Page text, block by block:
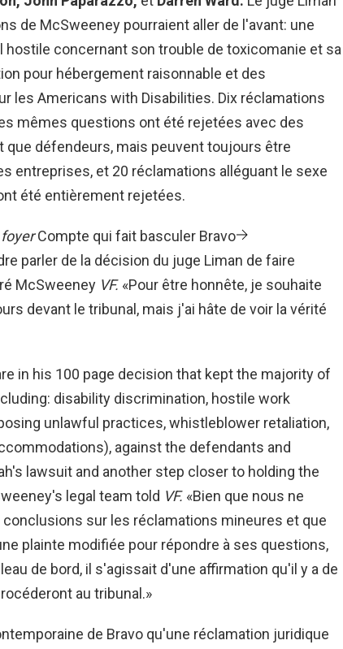
de McSweeney pourraient aller de l'avant: une
hostile concernant son trouble de toxicomanie et sa
pour hébergement raisonnable et des
les Americans with Disabilities. Dix réclamations
mêmes questions ont été rejetées avec des
défendeurs, mais peuvent toujours être
entreprises, et 20 réclamations alléguant le sexe
été entièrement rejetées.
Compte qui fait basculer Bravo
parler de la décision du juge Liman de faire
McSweeney VF. «Pour être honnête, je souhaite
devant le tribunal, mais j'ai hâte de voir la vérité
in his 100 page decision that kept the majority of
disability discrimination, hostile work
unlawful practices, whistleblower retaliation,
against the defendants and
lawsuit and another step closer to holding the
legal team told VF. «Bien que nous ne
sur les réclamations mineures et que
plainte modifiée pour répondre à ses questions,
de bord, il s'agissait d'une affirmation qu'il y a de
au tribunal.»
de Bravo qu'une réclamation juridique